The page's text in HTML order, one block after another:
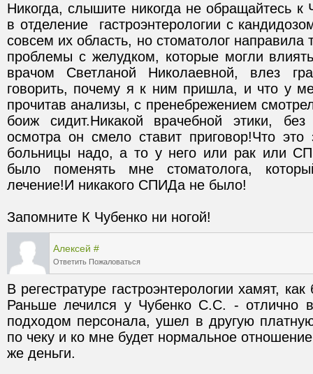
Никогда, слышите никогда не обращайтесь к
в отделение  гастроэнтерологии с
совсем их область, но стоматолог
проблемы с желудком, которые могли
врачом Светланой Николаевной, влез
говорить, почему я к ним пришла, и что у
прочитав анализы, с пренебрежением
боиж сидит.Никакой врачебной этики,
осмотра он смело ставит приговор!Что
больницы надо, а то у него или рак или
было поменять мне стоматолога,
Запомните К Чубенко ни ногой!
Алексей #
Ответить Пожаловаться
В регестратуре гастроэнтерологии хамят,
Раньше лечился у Чубенко С.С. - отлично
подходом персонала, ушел в другую
по чеку и ко мне будет нормальное